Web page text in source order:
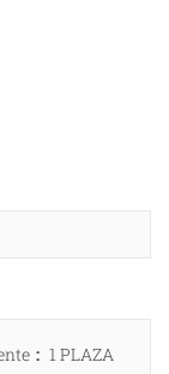
Entrada
1 PLAZA